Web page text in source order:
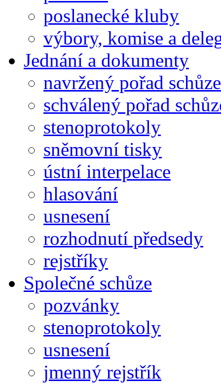
poslanecké kluby
výbory, komise a
Jednání a dokumenty
navržený pořad schůze
schválený pořad
stenoprotokoly
sněmovní tisky
ústní interpelace
hlasování
usnesení
rozhodnutí předsedy
rejstříky
Společné schůze
pozvánky
stenoprotokoly
usnesení
jmenný rejstřík